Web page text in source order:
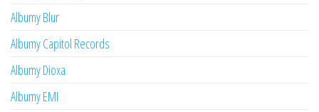
Albumy Blur
Albumy Capitol Records
Albumy Dioxa
Albumy EMI